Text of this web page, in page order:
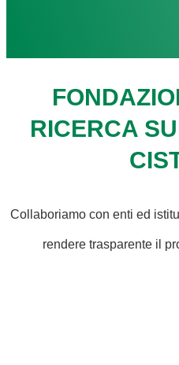
RICERCA
Collaboriamo con enti ed
rendere trasparente il